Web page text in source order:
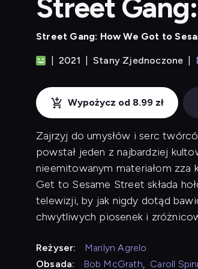
Street
Street Gang: How We Got to
2021 Stany Zjednoczone
Wypożycz od 8.99 zł
Zajrzyj do umysłów i serc
powstał jeden z najbardziej
nieemitowanym materiałom
Get to Sesame Street składa
telewizji, by jak nigdy dotąd
chwytliwych piosenek i
Reżyser:
Marilyn Agrelo
Obsada:
Bob McGrath, Caroll